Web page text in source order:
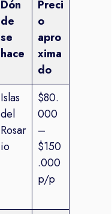
Dón
de
se
hace
Preci
o
apro
xima
do
Islas
del
Rosar
io
$80.
000
–
$150
.000
p/p